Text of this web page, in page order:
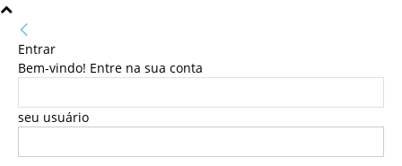
Entrar
Bem-vindo! Entre na sua conta
seu usuário